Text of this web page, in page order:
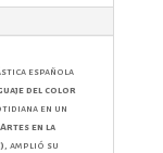
española
del color
en un
en la
, amplió su